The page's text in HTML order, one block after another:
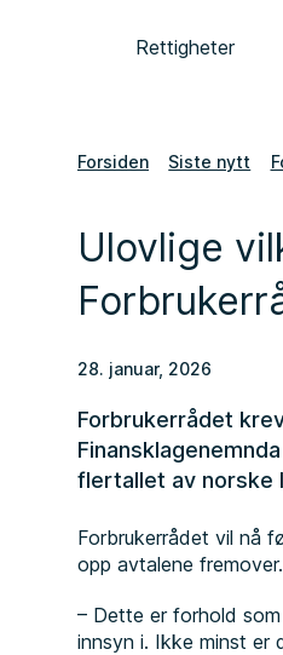
Rettigheter
Forsiden Siste nytt
Ulovlige
28. januar, 2026
Forbrukerrådet
flertallet av norske
Forbrukerrådet vil nå
opp avtalene fremover.
– Dette er forhold
innsyn i. Ikke minst er